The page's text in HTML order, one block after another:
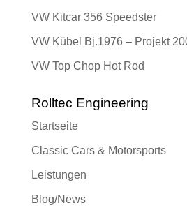
VW Kitcar 356 Speedster
VW Kübel Bj.1976 – Projekt
VW Top Chop Hot Rod
Rolltec Engineering
Startseite
Classic Cars & Motorsports
Leistungen
Blog/News